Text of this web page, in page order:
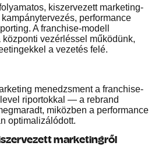
kiszervezett marketing-
performance
A franchise-modell
vezérléssel működünk,
a vezetés felé.
menedzsment a franchise-
riportokkal — a rebrand
miközben a performance
optimalizálódott.
marketingről